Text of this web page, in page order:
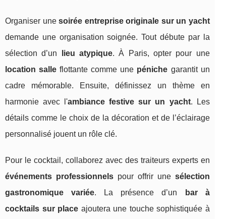
Organiser unesoirée entreprise originale sur un yacht
demande une organisation soignée. Tout débute par la
sélection d’un
lieu atypique. À Paris, opter pour une
location salle flottante comme une péniche garantit un
cadre mémorable. Ensuite, définissez un thème en
harmonie avec l'ambiance festive sur un yacht. Les
détails comme le choix de la décoration et de l’éclairage
personnalisé jouent un rôle clé.
Pour le cocktail, collaborez avec des traiteurs experts en
événements professionnelspour offrir une sélection
gastronomique variée. La présence d’un
bar à
cocktails sur place ajoutera une touche sophistiquée à